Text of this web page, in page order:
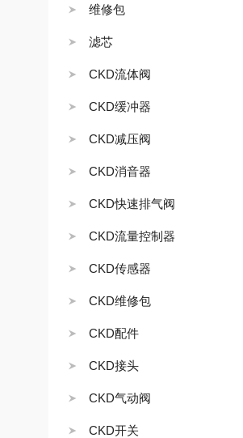
维修包
滤芯
CKD流体阀
CKD缓冲器
CKD减压阀
CKD消音器
CKD快速排气阀
CKD流量控制器
CKD传感器
CKD维修包
CKD配件
CKD接头
CKD气动阀
CKD开关